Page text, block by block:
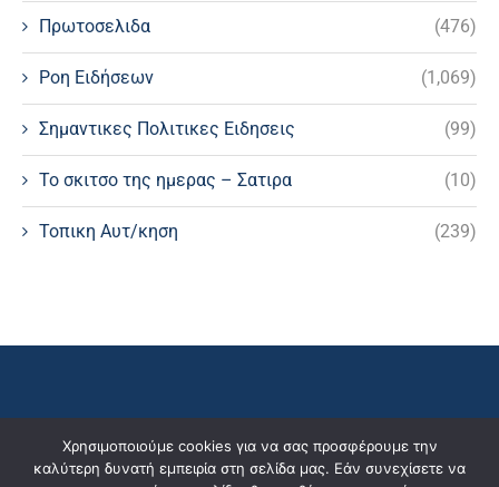
Πρωτοσελιδα (476)
Ροη Ειδήσεων (1,069)
Σημαντικες Πολιτικες Ειδησεις (99)
Το σκιτσο της ημερας – Σατιρα (10)
Τοπικη Αυτ/κηση (239)
Χρησιμοποιούμε cookies για να σας προσφέρουμε την
καλύτερη δυνατή εμπειρία στη σελίδα μας. Εάν συνεχίσετε να